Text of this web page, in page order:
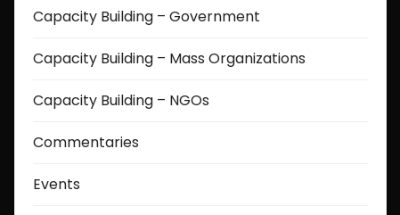
Capacity Building – Government
Capacity Building – Mass Organizations
Capacity Building – NGOs
Commentaries
Events